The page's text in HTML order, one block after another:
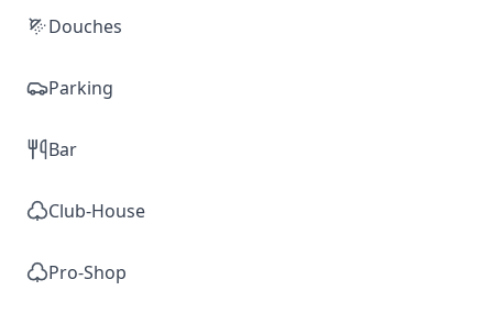
Douches
Parking
Bar
Club-House
Pro-Shop